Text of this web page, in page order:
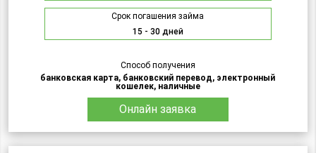
Срок погашения займа
15 - 30 дней
Способ получения
банковская карта, банковский перевод, электронный
кошелек, наличные
Онлайн заявка